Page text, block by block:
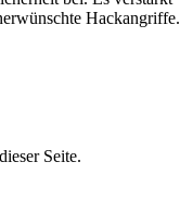
Hackangriffe.
Seite.